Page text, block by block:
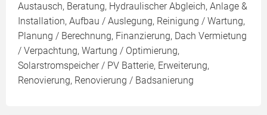
Austausch, Beratung, Hydraulischer Abgleich, Anlage &
Installation, Aufbau / Auslegung, Reinigung / Wartung,
Planung / Berechnung, Finanzierung, Dach Vermietung
/ Verpachtung, Wartung / Optimierung,
Solarstromspeicher / PV Batterie, Erweiterung,
Renovierung, Renovierung / Badsanierung